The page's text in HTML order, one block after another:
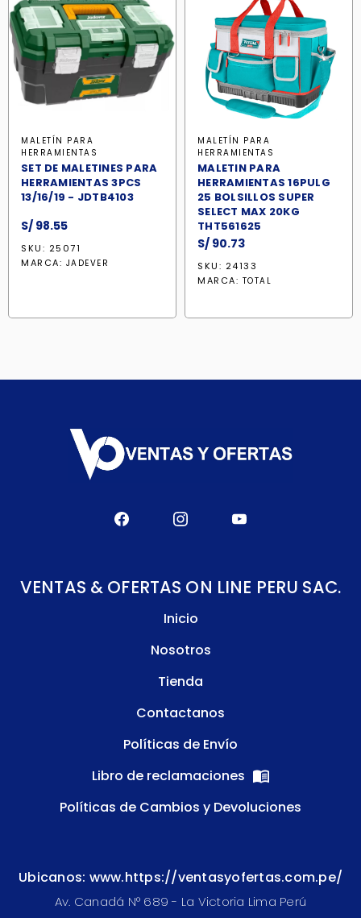
MALETÍN PARA
HERRAMIENTAS
SET DE MALETINES PARA
HERRAMIENTAS 3PCS
13/16/19 - JDTB4103
S/ 98.55
SKU: 25071
MARCA: JADEVER
MALETÍN PARA
HERRAMIENTAS
MALETIN PARA
HERRAMIENTAS 16PULG
25 BOLSILLOS SUPER
SELECT MAX 20KG
THT561625
S/ 90.73
SKU: 24133
MARCA: TOTAL
VENTAS & OFERTAS ON LINE PERU SAC.
Inicio
Nosotros
Tienda
Contactanos
Políticas de Envío
Libro de reclamaciones
Políticas de Cambios y Devoluciones
Ubicanos: www.https://ventasyofertas.com.pe/
Av. Canadá N° 689 - La Victoria Lima Perú